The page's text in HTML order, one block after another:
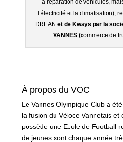
la réparation de véhicules,
l’électricité et la climatisation),
DREANet de Kways par la
VANNES (commerce de
À propos du VOC
Le Vannes Olympique Club a
la fusion du Véloce Vannetais et
possède une Ecole de Football
de jeunes sont chaque année